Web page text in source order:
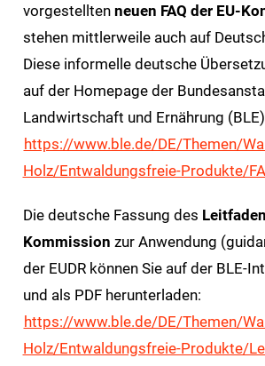
vorgestellten neuen FAQ der EU-
stehen mittlerweile auch auf
Diese informelle deutsche
auf der Homepage der
Landwirtschaft und Ernährung
https://www.ble.de/DE/Themen/
Holz/Entwaldungsfreie-Produkte/
Die deutsche Fassung des
Kommission zur Anwendung
der EUDR können Sie auf der BLE-
und als PDF herunterladen:
https://www.ble.de/DE/Themen/
Holz/Entwaldungsfreie-Produkte/